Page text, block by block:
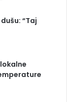
“Taj